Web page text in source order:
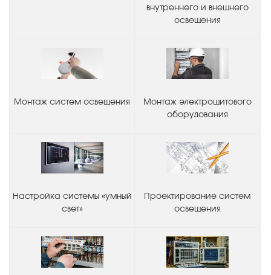
внутреннего и внешнего
освещения
Монтаж систем освещения
Монтаж электрощитового
оборудования
Настройка системы «умный
свет»
Проектирование систем
освещения